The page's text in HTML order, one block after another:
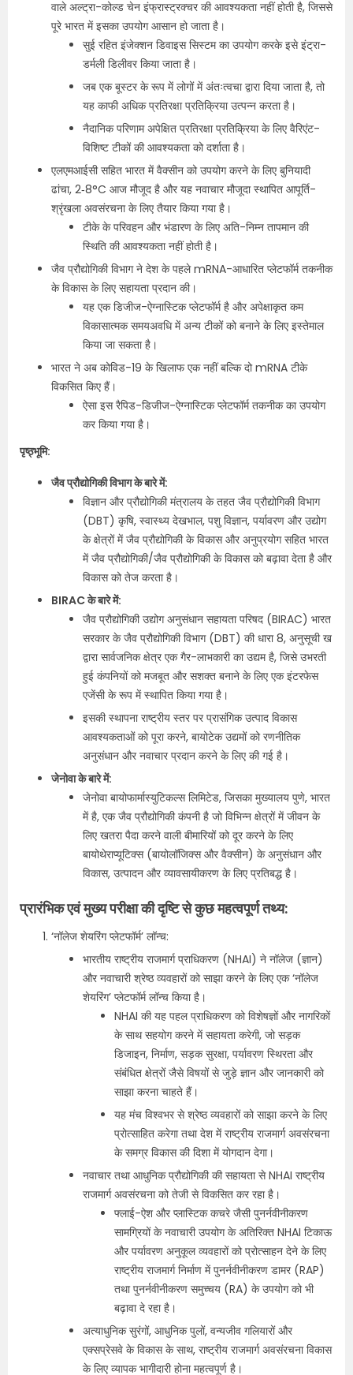
वाले अल्ट्रा-कोल्ड चेन इंफ्रास्ट्रक्चर की आवश्यकता नहीं होती है, जिससे
पूरे भारत में इसका उपयोग आसान हो जाता है।
सुई रहित इंजेक्शन डिवाइस सिस्टम का उपयोग करके इसे इंट्रा-
डर्मली डिलीवर किया जाता है।
जब एक बूस्टर के रूप में लोगों में अंतःत्वचा द्वारा दिया जाता है, तो
यह काफी अधिक प्रतिरक्षा प्रतिक्रिया उत्पन्न करता है।
नैदानिक परिणाम अपेक्षित प्रतिरक्षा प्रतिक्रिया के लिए वैरिएंट-
विशिष्ट टीकों की आवश्यकता को दर्शाता है।
एलएमआईसी सहित भारत में वैक्सीन को उपयोग करने के लिए बुनियादी
ढांचा, 2‑8°C आज मौजूद है और यह नवाचार मौजूदा स्थापित आपूर्ति-
श्रृंखला अवसंरचना के लिए तैयार किया गया है।
टीके के परिवहन और भंडारण के लिए अति-निम्न तापमान की
स्थिति की आवश्यकता नहीं होती है।
जैव प्रौद्योगिकी विभाग ने देश के पहले mRNA-आधारित प्लेटफॉर्म तकनीक
के विकास के लिए सहायता प्रदान की।
यह एक डिजीज-ऐग्नास्टिक प्लेटफॉर्म है और अपेक्षाकृत कम
विकासात्मक समयअवधि में अन्य टीकों को बनाने के लिए इस्तेमाल
किया जा सकता है।
भारत ने अब कोविड-19 के खिलाफ एक नहीं बल्कि दो mRNA टीके
विकसित किए हैं।
ऐसा इस रैपिड-डिजीज-ऐग्नास्टिक प्लेटफॉर्म तकनीक का उपयोग
कर किया गया है।
पृष्ठ्भूमि:
जैव प्रौद्योगिकी विभाग के बारे में:
विज्ञान और प्रौद्योगिकी मंत्रालय के तहत जैव प्रौद्योगिकी विभाग
(DBT) कृषि, स्वास्थ्य देखभाल, पशु विज्ञान, पर्यावरण और उद्योग
के क्षेत्रों में जैव प्रौद्योगिकी के विकास और अनुप्रयोग सहित भारत
में जैव प्रौद्योगिकी/जैव प्रौद्योगिकी के विकास को बढ़ावा देता है और
विकास को तेज करता है।
BIRAC के बारे में:
जैव प्रौद्योगिकी उद्योग अनुसंधान सहायता परिषद (BIRAC) भारत
सरकार के जैव प्रौद्योगिकी विभाग (DBT) की धारा 8, अनुसूची ख
द्वारा सार्वजनिक क्षेत्र एक गैर-लाभकारी का उद्यम है, जिसे उभरती
हुई कंपनियों को मजबूत और सशक्त बनाने के लिए एक इंटरफेस
एजेंसी के रूप में स्थापित किया गया है।
इसकी स्थापना राष्ट्रीय स्तर पर प्रासंगिक उत्पाद विकास
आवश्यकताओं को पूरा करने, बायोटेक उद्यमों को रणनीतिक
अनुसंधान और नवाचार प्रदान करने के लिए की गई है।
जेनोवा के बारे में:
जेनोवा बायोफार्मास्युटिकल्स लिमिटेड, जिसका मुख्यालय पुणे, भारत
में है, एक जैव प्रौद्योगिकी कंपनी है जो विभिन्न क्षेत्रों में जीवन के
लिए खतरा पैदा करने वाली बीमारियों को दूर करने के लिए
बायोथेराप्यूटिक्स (बायोलॉजिक्स और वैक्सीन) के अनुसंधान और
विकास, उत्पादन और व्यावसायीकरण के लिए प्रतिबद्ध है।
प्रारंभिक एवं मुख्य परीक्षा की दृष्टि से कुछ महत्वपूर्ण तथ्य:
‘नॉलेज शेयरिंग प्लेटफॉर्म’ लॉन्च:
भारतीय राष्ट्रीय राजमार्ग प्राधिकरण (NHAI) ने नॉलेज (ज्ञान)
और नवाचारी श्रेष्‍ठ व्‍यवहारों को साझा करने के लिए एक ‘नॉलेज
शेयरिंग’ प्लेटफॉर्म लॉन्च किया है।
NHAI की यह पहल प्राधिकरण को विशेषज्ञों और नागरिकों
के साथ सहयोग करने में सहायता करेगी, जो सड़क
डिजाइन, निर्माण, सड़क सुरक्षा, पर्यावरण स्थिरता और
संबंधित क्षेत्रों जैसे विषयों से जुड़े ज्ञान और जानकारी को
साझा करना चाहते हैं।
यह मंच विश्‍वभर से श्रेष्‍ठ व्‍यवहारों को साझा करने के लिए
प्रोत्साहित करेगा तथा देश में राष्ट्रीय राजमार्ग अवसंरचना
के समग्र विकास की दिशा में योगदान देगा।
नवाचार तथा आधुनिक प्रौद्योगिकी की सहायता से NHAI राष्ट्रीय
राजमार्ग अवसंरचना को तेजी से विकसित कर रहा है।
फ्लाई-ऐश और प्लास्टिक कचरे जैसी पुनर्नवीनीकरण
सामग्रियों के नवाचारी उपयोग के अतिरिक्‍त NHAI टिकाऊ
और पर्यावरण अनुकूल व्‍यवहारों को प्रोत्‍साहन देने के लिए
राष्ट्रीय राजमार्ग निर्माण में पुनर्नवीनीकरण डामर (RAP)
तथा पुनर्नवीनीकरण समुच्चय (RA) के उपयोग को भी
बढ़ावा दे रहा है।
अत्याधुनिक सुरंगों, आधुनिक पुलों, वन्यजीव गलियारों और
एक्सप्रेसवे के विकास के साथ, राष्ट्रीय राजमार्ग अवसंरचना विकास
के लिए व्यापक भागीदारी होना महत्वपूर्ण है।